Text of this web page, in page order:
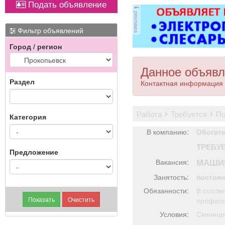
откатные ворота; все
виды сварочных работ;
металлоконструкции;
бетонные работы
любой сложности.
Пенсионерам скидка
10%.
Подать объявление
Фильтр объявлений
Город / регион
Раздел
Категория
Предложение
реклама
Данное
Контактная информация
работа требуется
В компанию:
Вакансия:
Занятость:
Обязанности:
В
Условия: